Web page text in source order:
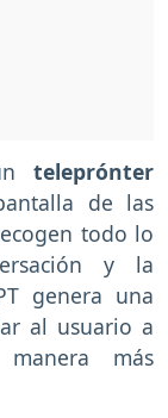
teleprónter
de las
todo lo
y la
genera una
al usuario a
más